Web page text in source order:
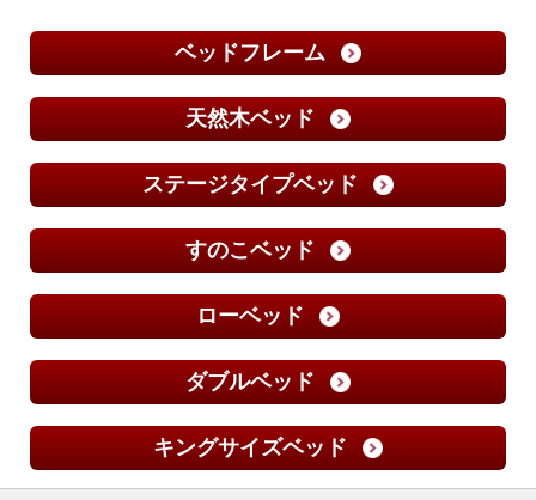
ベッドフレーム
天然木ベッド
ステージタイプベッド
すのこベッド
ローベッド
ダブルベッド
キングサイズベッド